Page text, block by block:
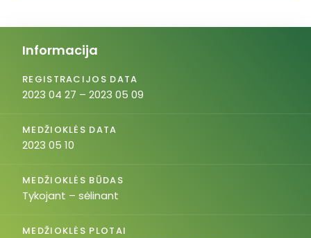
Informacija
REGISTRACIJOS DATA
2023 04 27 – 2023 05 09
MEDŽIOKLĖS DATA
2023 05 10
MEDŽIOKLĖS BŪDAS
Tykojant – sėlinant
MEDŽIOKLĖS PLOTAI